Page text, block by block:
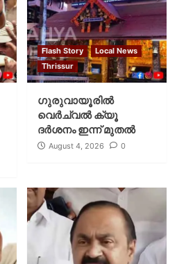
Flash Story
Local News
Thrissur
ഗുരുവായൂരില്‍
വെര്‍ച്വല്‍ ക്യൂ
ദര്‍ശനം ഇന്ന് മുതല്‍
August 4, 2026 0